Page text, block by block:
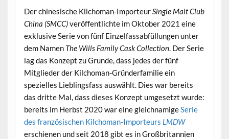
Der chinesische Kilchoman-Importeur Single Malt Club
China (SMCC)veröffentlichte im Oktober 2021 eine
exklusive Serie von fünf Einzelfassabfüllungen unter
dem Namen The Wills Family Cask Collection. Der Serie
lag das Konzept zu Grunde, dass jedes der fünf
Mitglieder der Kilchoman-Gründerfamilie ein
spezielles Lieblingsfass auswählt. Dies war bereits
das dritte Mal, dass dieses Konzept umgesetzt wurde:
bereits im Herbst 2020 war eine gleichnamige Serie
des französischen Kilchoman-Importeurs LMDW
erschienen und seit 2018 gibt es in Großbritannien